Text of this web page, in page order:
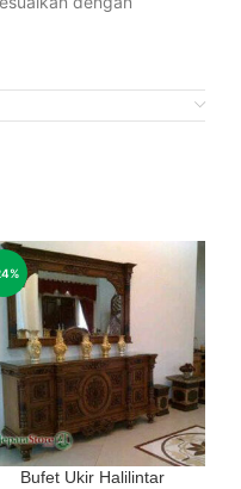
Bufet Ukir Halilintar